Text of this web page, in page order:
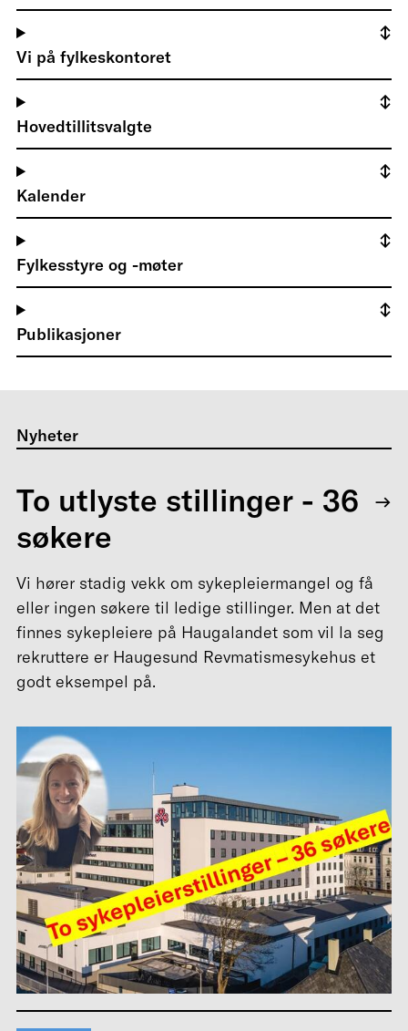
Vi på fylkeskontoret
Hovedtillitsvalgte
Kalender
Fylkesstyre og -møter
Publikasjoner
Nyheter
To utlyste stillinger - 36
søkere
Vi hører stadig vekk om sykepleiermangel og få
eller ingen søkere til ledige stillinger. Men at det
finnes sykepleiere på Haugalandet som vil la seg
rekruttere er Haugesund Revmatismesykehus et
godt eksempel på.